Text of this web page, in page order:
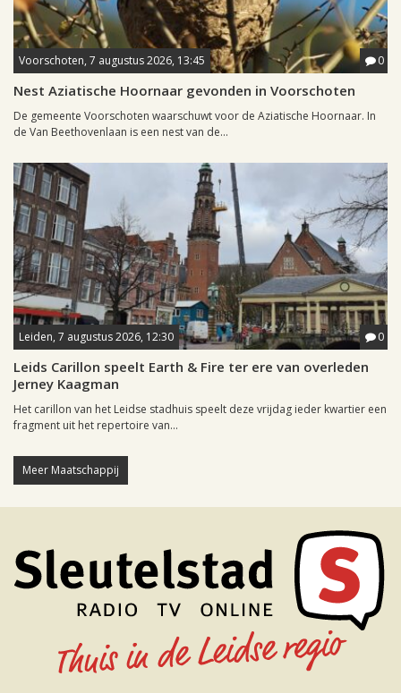
Voorschoten, 7 augustus 2026, 13:45 0
Nest Aziatische Hoornaar gevonden in Voorschoten
De gemeente Voorschoten waarschuwt voor de Aziatische Hoornaar. In
de Van Beethovenlaan is een nest van de...
Leiden, 7 augustus 2026, 12:30 0
Leids Carillon speelt Earth & Fire ter ere van overleden
Jerney Kaagman
Het carillon van het Leidse stadhuis speelt deze vrijdag ieder kwartier een
fragment uit het repertoire van...
Meer Maatschappij